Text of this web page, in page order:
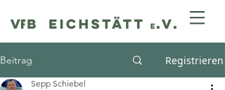
Beitrag Registrieren
Sepp Schiebel